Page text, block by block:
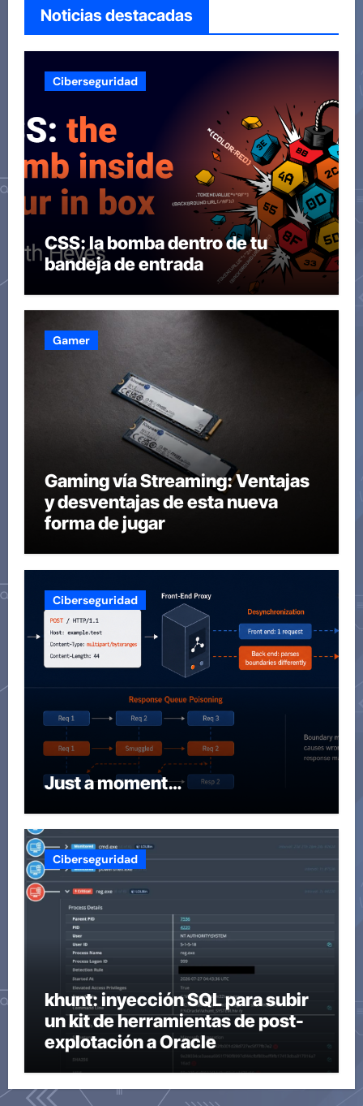
Noticias destacadas
Ciberseguridad
CSS: la bomba dentro de tu
bandeja de entrada
Gamer
Gaming vía Streaming: Ventajas
y desventajas de esta nueva
forma de jugar
Ciberseguridad
Just a moment…
Ciberseguridad
khunt: inyección SQL para subir
un kit de herramientas de post-
explotación a Oracle